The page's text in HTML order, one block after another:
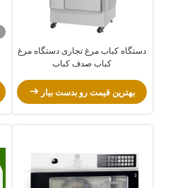
دستگاه کباب مرغ تجاری دستگاه مرغ
کباب صدف کباب
بهترین قیمت رو بدست بیار